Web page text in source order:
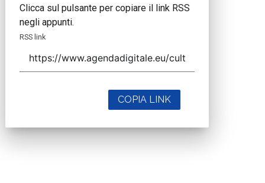
Clicca sul pulsante per copiare il link RSS
negli appunti.
RSS link
COPIA LINK